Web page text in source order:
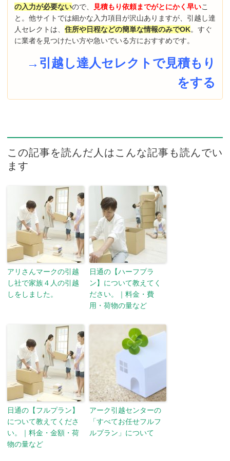
の入力が必要ないので、 見積もり依頼までがとにかく早いこ
と。他サイトでは細かな入力項目が沢山ありますが、引越し達
人セレクトは、 住所や日程などの簡単な情報のみでOK。すぐ
に業者を見つけたい方や急いでいる方におすすめです。
→引越し達人セレクトで見積もり
をする
この記事を読んだ人はこんな記事も読んでい
ます
アリさんマークの引越
し社で家族４人の引越
しをしました。
日通の【ハーフプラ
ン】について教えてく
ださい。｜料金・費
用・荷物の量など
日通の【フルプラン】
について教えてくださ
い。｜料金・金額・荷
物の量など
アーク引越センターの
「すべてお任せフルフ
ルプラン」について